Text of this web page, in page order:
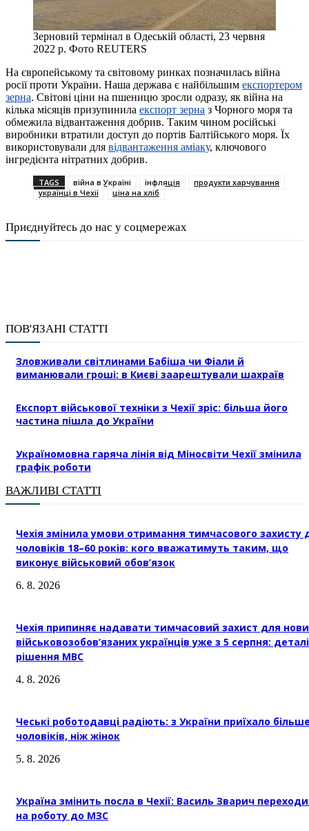
Зерновий термінал в Одеській області, 23 червня
2022 р. Фото REUTERS
На європейському та світовому ринках позначилась війна
росії проти України. Наша держава є найбільшим експортером
зерна. Світові ціни на пшеницю зросли одразу, як війна на
кілька місяців призупинила експорт зерна з Чорного моря та
обмежила відвантаження добрив. Таким чином російські
виробники втратили доступ до портів Балтійського моря. Їх
використовували для відвантаження аміаку, ключового
інгредієнта нітратних добрив.
TAGS війна в Україні інфляція
продукти харчування
українці в Чехії
ціна на хліб
Приєднуйтесь до нас у соцмережах
ПОВ'ЯЗАНІ СТАТТІ
Зловживали світлинами Бабіша чи Фіали й
виманювали гроші: в Києві заарештували шахраїв
Експорт військової техніки з Чехії зріс: більша його
частина пішла до України
Україномовна гаряча лінія від Міносвіти Чехії змінила
графік роботи
ВАЖЛИВІ СТАТТІ
Чехія змінила умови отримання тимчасового захисту
чоловіків 18–60 років: кого вважатимуть таким, що
виконує військовий обов’язок
6. 8. 2026
Чехія припиняє надавати тимчасовий захист для
військовозобов’язаних українців уже з 5 серпня: деталі
рішення МВС
4. 8. 2026
Чеські роботодавці радіють: з України приїхало
чоловіків, ніж жінок
5. 8. 2026
Україна змінить посла в Чехії: Василь Зварич
на роботу до МЗС